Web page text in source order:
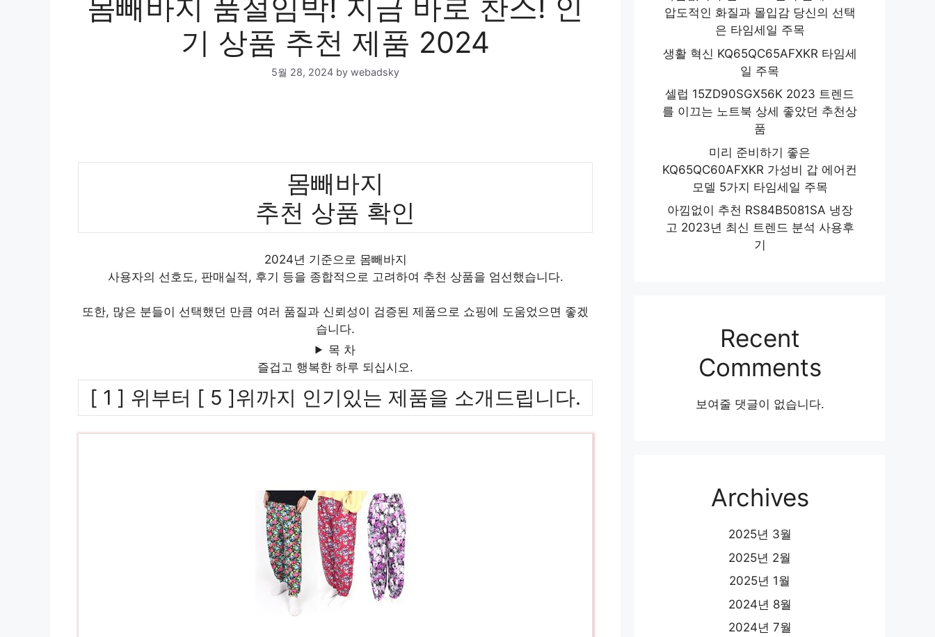
몸빼바지 품절임박! 지금 바로 찬스! 인
기 상품 추천 제품 2024
5월 28, 2024 by webadsky
몸빼바지
추천 상품 확인
2024년 기준으로 몸빼바지
사용자의 선호도, 판매실적, 후기 등을 종합적으로 고려하여 추천 상품을 엄선했습니다.
또한, 많은 분들이 선택했던 만큼 여러 품질과 신뢰성이 검증된 제품으로 쇼핑에 도움었으면 좋겠
습니다.
목 차
즐겁고 행복한 하루 되십시오.
[ 1 ] 위부터 [ 5 ]위까지 인기있는 제품을 소개드립니다.
압도적인 화질과 몰입감 당신의 선택
은 타임세일 주목
생활 혁신 KQ65QC65AFXKR 타임세
일 주목
셀럽 15ZD90SGX56K 2023 트렌드
를 이끄는 노트북 상세 좋았던 추천상
품
미리 준비하기 좋은
KQ65QC60AFXKR 가성비 갑 에어컨
모델 5가지 타임세일 주목
아낌없이 추천 RS84B5081SA 냉장
고 2023년 최신 트렌드 분석 사용후
기
Recent
Comments
보여줄 댓글이 없습니다.
Archives
2025년 3월
2025년 2월
2025년 1월
2024년 8월
2024년 7월